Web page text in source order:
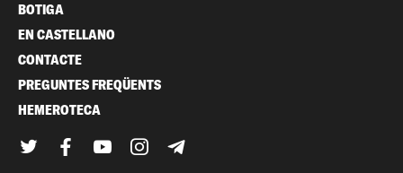
BOTIGA
EN CASTELLANO
CONTACTE
PREGUNTES FREQÜENTS
HEMEROTECA
TwitterFacebook
YouTubeInstagram